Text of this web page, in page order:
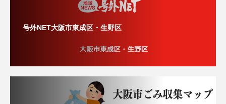
号外NET大阪市東成区・生野区